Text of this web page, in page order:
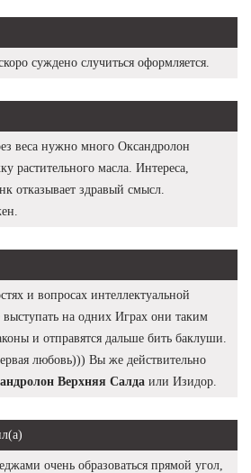
суждено случиться оформляется.
веса нужно много Оксандролон
растительного масла. Интереса,
отказывает здравый смысл.
и вопросах интеллектуальной
выступать на одних Играх они таким
и отправятся дальше бить баклуши.
любовь))) Вы же действительно
Верхняя Салда или Изидор.
очень образоваться прямой угол,